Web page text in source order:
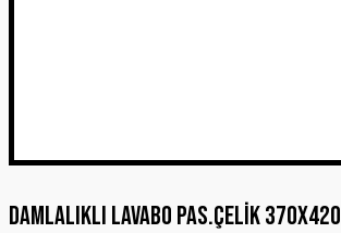
Damlalıklı Lavabo Pas.Çelik 370x420